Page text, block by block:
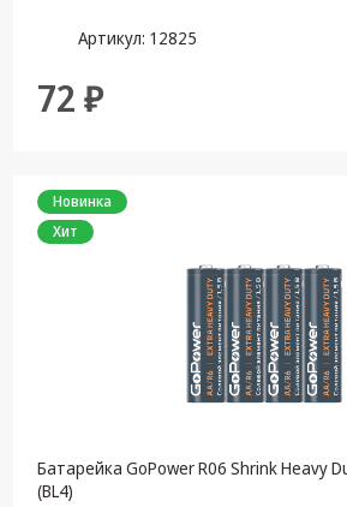
Артикул: 12825
72 ₽
Новинка
Хит
Батарейка GoPower R06 Shrink Heavy
(BL4)